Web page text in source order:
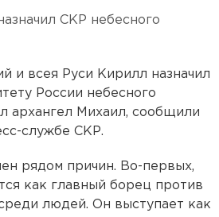
СКР небесного
и всея Руси Кирилл назначил
России небесного
архангел Михаил, сообщили
службе СКР.
рядом причин. Во-первых,
как главный борец против
людей. Он выступает как